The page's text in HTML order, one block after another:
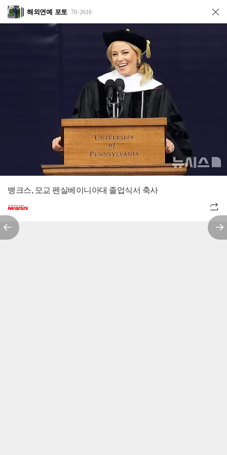
해외연예 포토 70/2616
뱅크스, 모교 펜실베이니아대 졸업식서 축사